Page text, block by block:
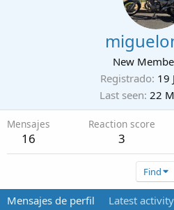
New
Registrado 19
Last seen 22
Mensajes
16
Reaction score
3
Find
Mensajes de perfil Latest activity